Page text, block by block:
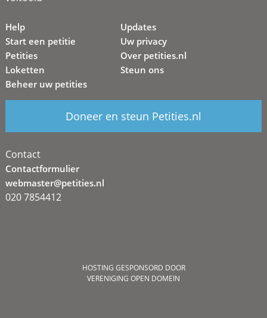
Help
Start een petitie
Petities
Loketten
Beheer uw petities
Updates
Uw privacy
Over petities.nl
Steun ons
Doneer en steun Petities.nl
Contact
Contactformulier
webmaster@petities.nl
020 7854412
HOSTING GESPONSORD DOOR
VERENIGING OPEN DOMEIN